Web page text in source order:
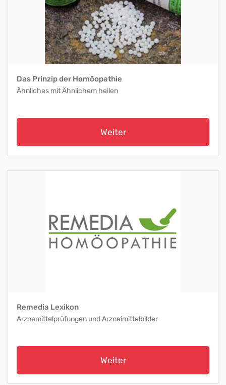
Das Prinzip der Homöopathie
Ähnliches mit Ähnlichem heilen
Weiter
Remedia Lexikon
Arznemittelprüfungen und Arzneimittelbilder
Weiter